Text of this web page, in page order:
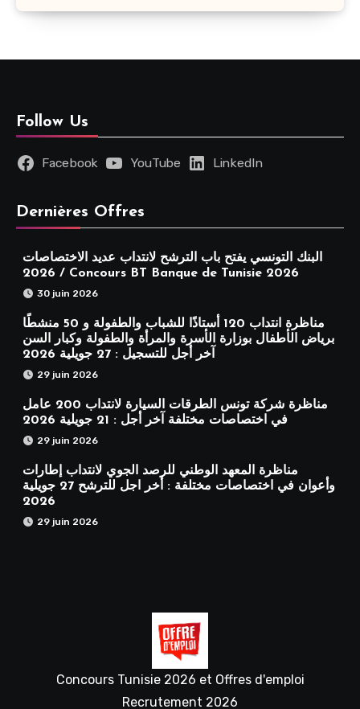
Follow Us
Facebook YouTube LinkedIn
Dernières Offres
البنك التونسي يفتح باب الترشح لانتداب عديد الاختصاصات
2026 / Concours BT Banque de Tunisie 2026
30 juin 2026
مناظرة انتداب 120 أستاذًا للشباب والطفولة و 50 منشطًا
برياض الأطفال بوزارة الأسرة والمرأة والطفولة وكبار السن
آخر أجل للتسجيل : 27 جويلية 2026
29 juin 2026
مناظرة شركة تونس الطرقات السيارة لانتداب 200 عامل
في اختصاصات مختلفة آخر أجل : 21 جويلية 2026
29 juin 2026
مناظرة المعهد الوطني للرصد الجوي لانتداب إطارات
وأعوان في اختصاصات مختلفة : أخر اجل للترشح 27 جويلية
2026
29 juin 2026
Concours Tunisie 2026 et Offres d'emploi
Recrutement 2026